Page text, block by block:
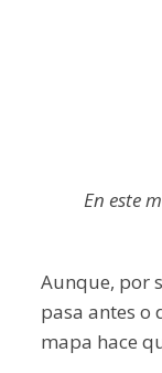
En este
Aunque, por
pasa antes o
mapa hace